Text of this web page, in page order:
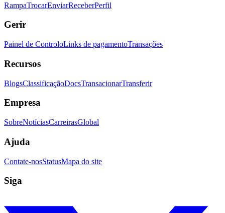
RampaTrocarEnviarReceberPerfil
Gerir
Painel de ControloLinks de pagamentoTransações
Recursos
BlogsClassificaçãoDocsTransacionarTransferir
Empresa
SobreNotíciasCarreirasGlobal
Ajuda
Contate-nosStatusMapa do site
Siga